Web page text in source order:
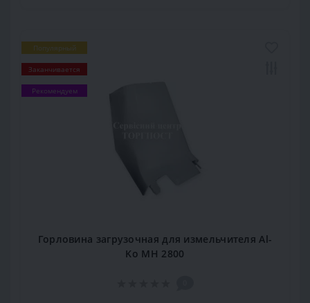
Популярный
Заканчивается
Рекомендуем
Горловина загрузочная для измельчителя Al-
Ko MH 2800